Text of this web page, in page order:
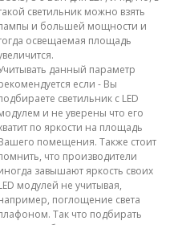
светильник можно взять
и большей мощности и
освещаемая площадь
данный параметр
если - Вы
светильник с LED
и не уверены что его
по яркости на площадь
помещения. Также стоит
что производители
завышают яркость своих
модулей не учитывая,
поглощение света
Так что подбирать